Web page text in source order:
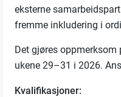
eksterne
fremme inkludering i
Det gjøres
ukene 29–31 i 2026.
Kvalifikasjoner: